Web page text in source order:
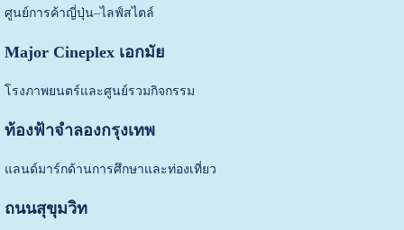
ศูนย์การค้าญี่ปุ่น–ไลฟ์สไตล์
Major Cineplex เอกมัย
โรงภาพยนตร์และศูนย์รวมกิจกรรม
ท้องฟ้าจำลองกรุงเทพ
แลนด์มาร์กด้านการศึกษาและท่องเที่ยว
ถนนสุขุมวิท